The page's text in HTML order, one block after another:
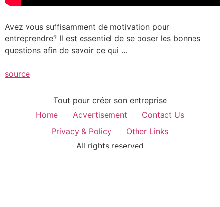
Avez vous suffisamment de motivation pour
entreprendre? Il est essentiel de se poser les bonnes
questions afin de savoir ce qui …
source
Tout pour créer son entreprise
Home
Advertisement
Contact Us
Privacy & Policy
Other Links
All rights reserved